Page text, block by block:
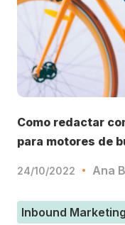
Como redactar
para motores de
24/10/2022 Ana
Inbound Marketing